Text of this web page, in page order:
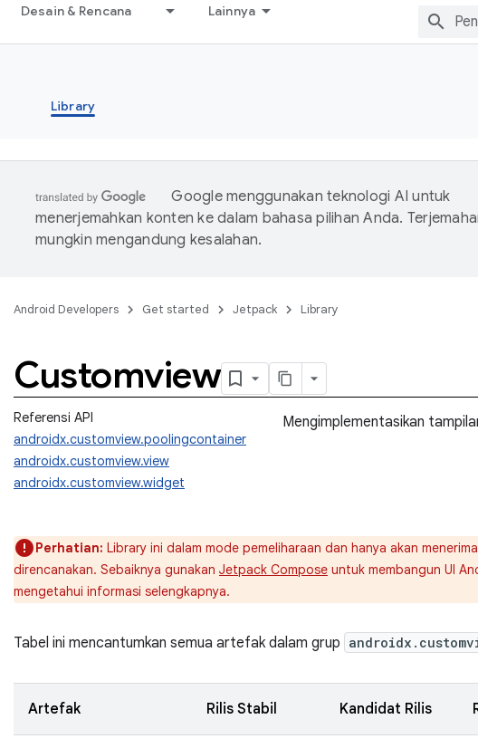
Desain & Rencana Lainnya
Library
Google menggunakan teknologi AI untuk
menerjemahkan konten ke dalam bahasa pilihan Anda.
mungkin mengandung kesalahan.
Android Developers Get started Jetpack Library
Customview
Referensi API
androidx.customview.poolingcontainer
androidx.customview.view
androidx.customview.widget
Mengimplementasikan
Perhatian: Library ini dalam mode pemeliharaan dan hanya akan
direncanakan. Sebaiknya gunakan Jetpack Compose untuk membangun UI
mengetahui informasi selengkapnya.
Tabel ini mencantumkan semua artefak dalam grup
Artefak Rilis Stabil Kandidat Rilis